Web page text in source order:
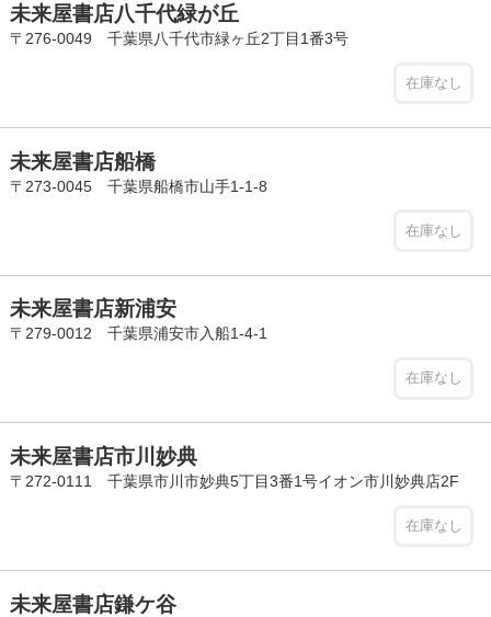
未来屋書店八千代緑が丘
〒276-0049 千葉県八千代市緑ヶ丘2丁目1番3号
在庫なし
未来屋書店船橋
〒273-0045 千葉県船橋市山手1-1-8
在庫なし
未来屋書店新浦安
〒279-0012 千葉県浦安市入船1-4-1
在庫なし
未来屋書店市川妙典
〒272-0111 千葉県市川市妙典5丁目3番1号イオン市川妙典店2F
在庫なし
未来屋書店鎌ケ谷